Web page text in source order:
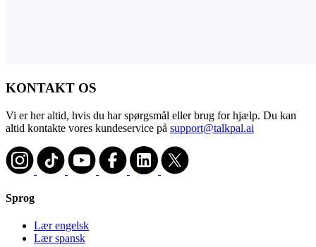
KONTAKT OS
Vi er her altid, hvis du har spørgsmål eller brug for hjælp. Du kan
altid kontakte vores kundeservice på support@talkpal.ai
Sprog
Lær engelsk
Lær spansk